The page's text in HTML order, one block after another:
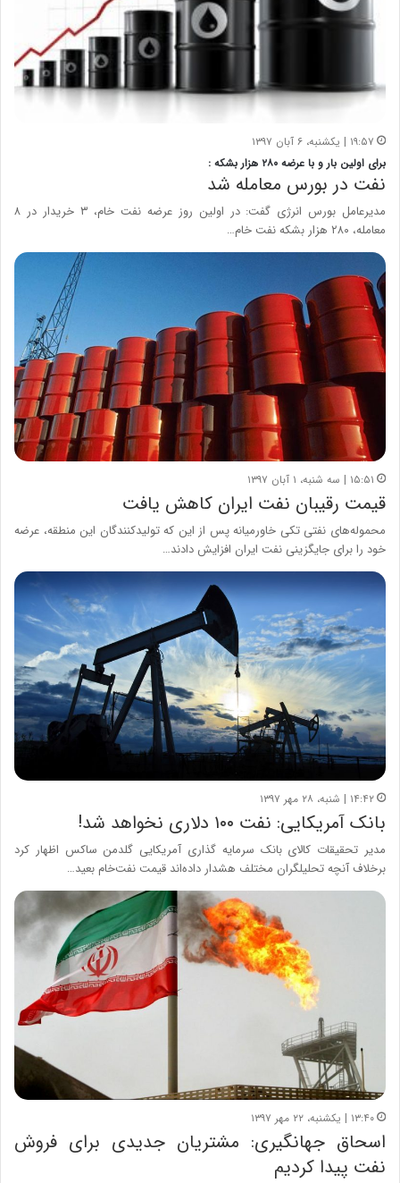
۱۹:۵۷ | یکشنبه، ۶ آبان ۱۳۹۷
برای اولین بار و با عرضه ۲۸۰ هزار بشکه :
نفت در بورس معامله شد
مدیرعامل بورس انرژی گفت: در اولین روز عرضه نفت خام، ۳ خریدار در ۸
معامله، ۲۸۰ هزار بشکه نفت خام…
۱۵:۵۱ | سه شنبه، ۱ آبان ۱۳۹۷
قیمت رقیبان نفت ایران کاهش یافت
محموله‌های نفتی تکی خاورمیانه پس از این که تولیدکنندگان این منطقه، عرضه
خود را برای جایگزینی نفت ایران افزایش دادند…
۱۴:۴۲ | شنبه، ۲۸ مهر ۱۳۹۷
بانک آمریکایی: نفت ۱۰۰ دلاری نخواهد شد!
مدیر تحقیقات کالای بانک سرمایه‌ گذاری آمریکایی گلدمن ساکس اظهار کرد
برخلاف آنچه تحلیلگران مختلف هشدار داده‌اند قیمت نفت‌خام بعید…
۱۳:۴۰ | یکشنبه، ۲۲ مهر ۱۳۹۷
اسحاق جهانگیری: مشتریان جدیدی برای فروش
نفت پیدا کردیم